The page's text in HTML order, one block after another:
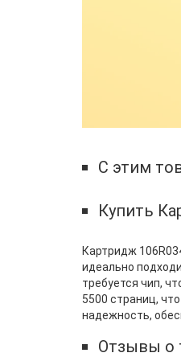
С этим
Купить
Картридж
идеально
требуется чип,
5500 страниц,
надежность,
Отзывы о